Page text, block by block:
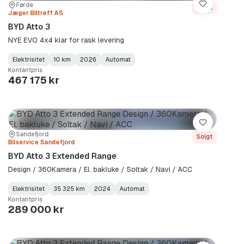
Sted:
Førde
Forhandler:
Jæger Biltreff AS
Solgt
BYD Atto 3
NYE EVO 4x4 klar for rask levering
Fuel
Type:
Elektrisitet
Kilometerstand:
10 km
Model
Year:
2026
Gearbox
Type:
Automat
Kontantpris
467 175 kr
Lagre
Sted:
Sandefjord
Forhandler:
Bilservice Sandefjord
Solgt
BYD Atto 3 Extended Range
Design / 360Kamera / El. bakluke / Soltak / Navi / ACC
Fuel
Type:
Elektrisitet
Kilometerstand:
35 325 km
Model
Year:
2024
Gearbox
Type:
Automat
Kontantpris
289 000 kr
Lagre